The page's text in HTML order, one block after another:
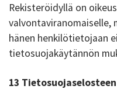
Rekisteröidyllä on
hänen henkilötietojaan
tietosuojakäytännön
13